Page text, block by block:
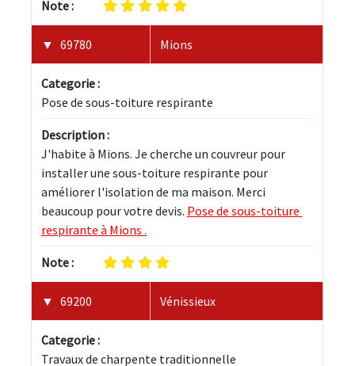
Note :
69780 Mions
Categorie :
Pose de sous-toiture respirante
Description :
J'habite à Mions. Je cherche un couvreur pour
installer une sous-toiture respirante pour
améliorer l'isolation de ma maison. Merci
beaucoup pour votre devis. Pose de sous-toiture
respirante à Mions .
Note :
69200 Vénissieux
Categorie :
Travaux de charpente traditionnelle